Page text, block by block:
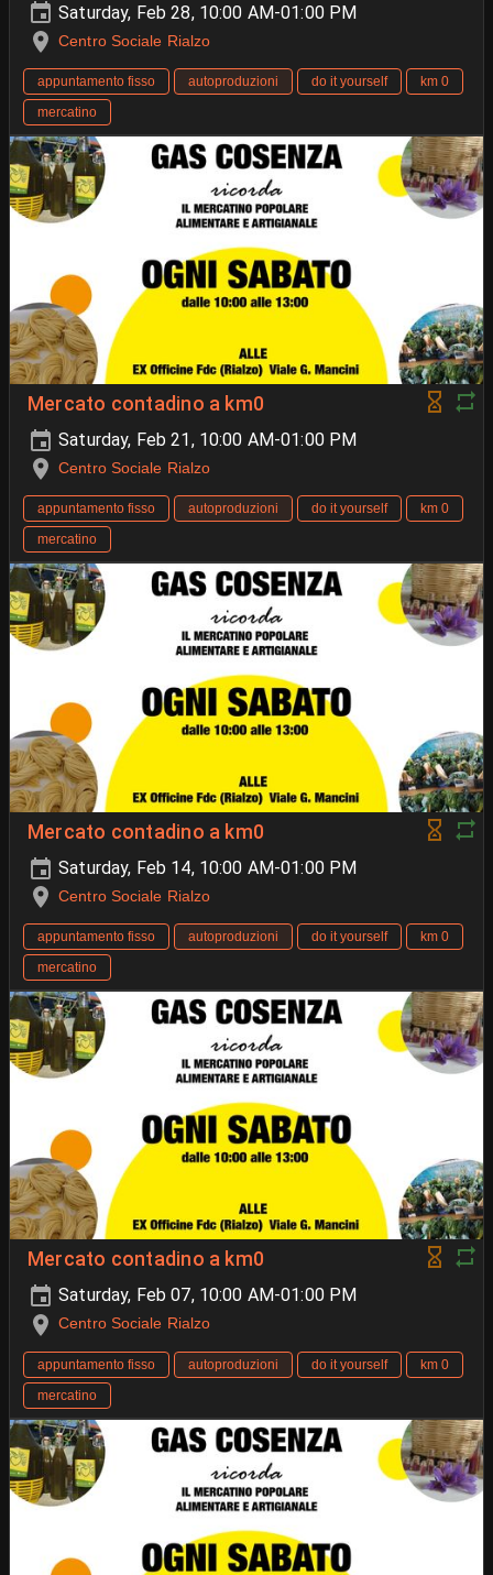
Saturday, Feb 28, 10:00 AM-01:00 PM
Centro Sociale Rialzo
appuntamento fisso autoproduzioni do it yourself
km 0
mercatino
Mercato contadino a km0
Saturday, Feb 21, 10:00 AM-01:00 PM
Centro Sociale Rialzo
appuntamento fisso autoproduzioni do it yourself
km 0
mercatino
Mercato contadino a km0
Saturday, Feb 14, 10:00 AM-01:00 PM
Centro Sociale Rialzo
appuntamento fisso autoproduzioni do it yourself
km 0
mercatino
Mercato contadino a km0
Saturday, Feb 07, 10:00 AM-01:00 PM
Centro Sociale Rialzo
appuntamento fisso autoproduzioni do it yourself
km 0
mercatino